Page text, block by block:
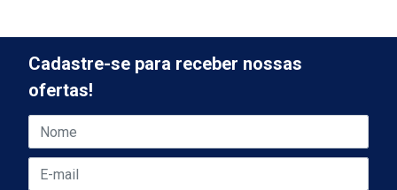
Cadastre-se para receber nossas
ofertas!